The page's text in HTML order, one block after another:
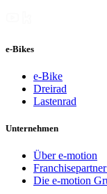
e-Bikes
e-Bike
Dreirad
Lastenrad
Unternehmen
Über e-motion
Die e-motion